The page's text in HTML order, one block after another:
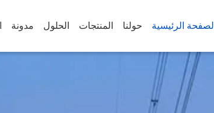
الصفحة الرئيسية حولنا المنتجات الحلول مدونة